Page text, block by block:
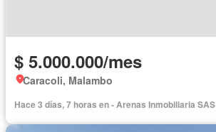
$ 5.000.000/mes
Caracoli, Malambo
Hace 3 días, 7 horas en - Arenas Inmobiliaria SAS